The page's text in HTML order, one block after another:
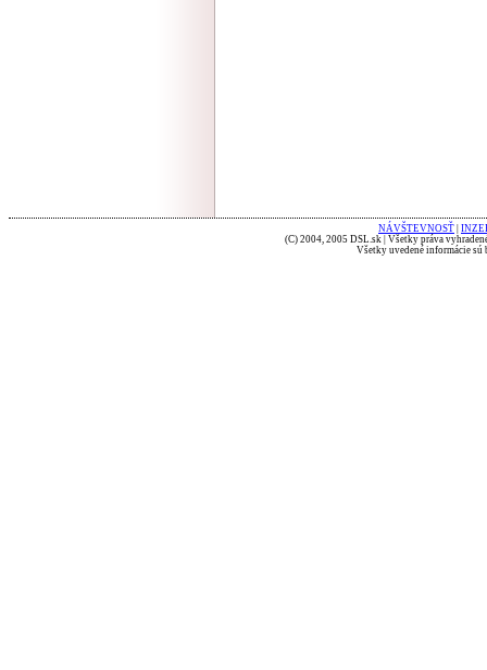
NÁVŠTEVNOSŤ
(C) 2004, 2005 DSL.sk | Všetky práva
Všetky uvedené informácie sú